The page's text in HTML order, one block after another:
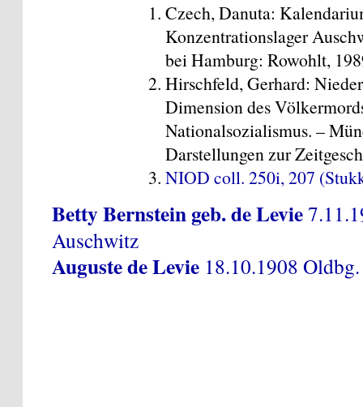
Czech, Danuta:
Konzentrationslager
bei Hamburg: Rowohlt,
Hirschfeld, Gerhard:
Dimension des
Nationalsozialismus. –
Darstellungen zur
NIOD coll. 250i, 207
Betty Bernstein geb. de Levie
Auschwitz
Auguste de Levie 18.10.1908